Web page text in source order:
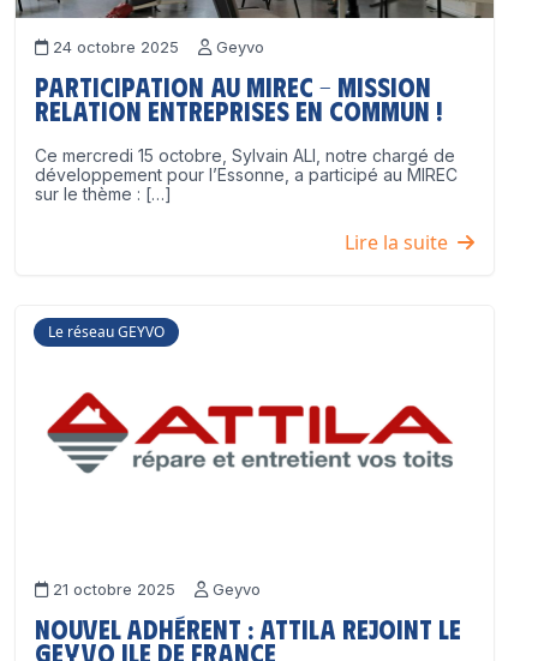
24 octobre 2025 Geyvo
Participation au MIREC – Mission
Relation Entreprises en Commun !
Ce mercredi 15 octobre, Sylvain ALI, notre chargé de
développement pour l’Essonne, a participé au MIREC
sur le thème : […]
Lire la suite
Le réseau GEYVO
21 octobre 2025 Geyvo
Nouvel adhérent : ATTILA rejoint le
GEYVO Ile de France